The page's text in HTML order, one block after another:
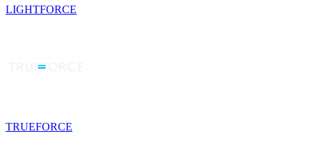
LIGHTFORCE
TRUEFORCE